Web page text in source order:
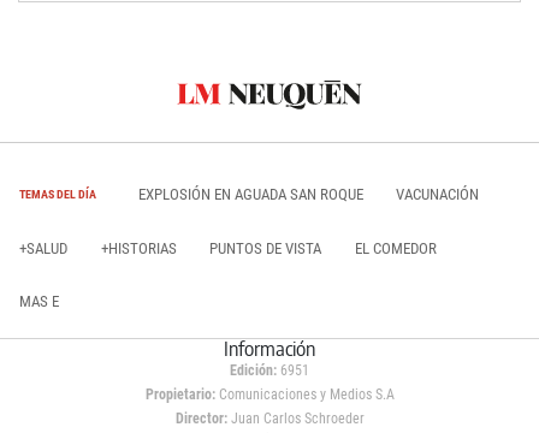
TEMAS DEL DÍA EXPLOSIÓN EN AGUADA SAN ROQUE VACUNACIÓN
+SALUD +HISTORIAS PUNTOS DE VISTA EL COMEDOR
MAS E
Información
Edición: 6951
Propietario:Comunicaciones y Medios S.A
Director: Juan Carlos Schroeder